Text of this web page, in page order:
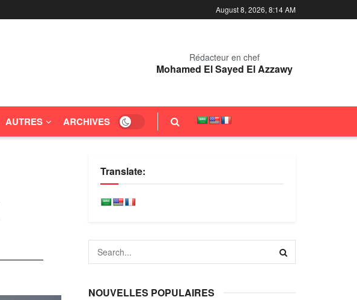
August 8, 2026, 8:15 AM
Rédacteur en chef
Mohamed El Sayed El Azzawy
AUTRES ARCHIVES
Translate:
NOUVELLES POPULAIRES